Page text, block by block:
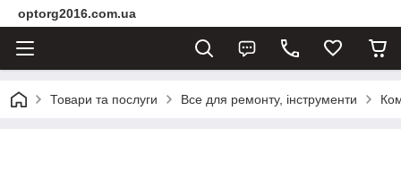
optorg2016.com.ua
Товари та послуги Все для ремонту, інструменти